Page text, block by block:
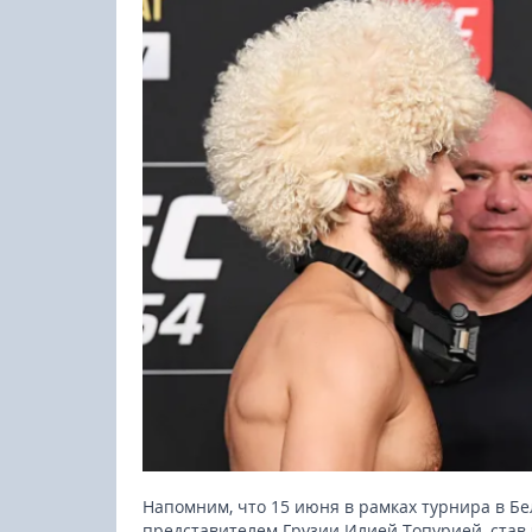
Напомним, что 15 июня в рамках турнира в
23-25.10.2026
Spanish Autumn Camp 2026